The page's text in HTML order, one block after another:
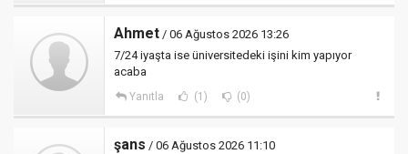
Ahmet / 06 Ağustos 2026 13:26
7/24 iyaşta ise üniversitedeki işini kim yapıyor
acaba
Yanıtla (1) (0)
şans / 06 Ağustos 2026 11:10